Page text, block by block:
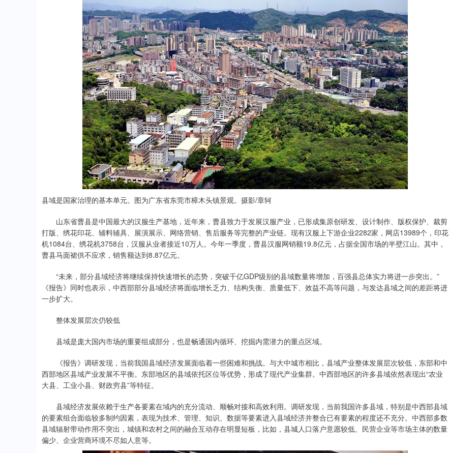
县域是国家治理的基本单元。图为广东省东莞市樟木头镇景观。摄影/章轲
山东省曹县是中国最大的汉服生产基地，近年来，曹县致力于发展汉服产业，已形成集原创研发、设计制作、版权保护、裁剪
打版、绣花印花、辅料辅具、展演展示、网络营销、售后服务等完整的产业链。现有汉服上下游企业2282家，网店13989个，印花
机1084台、绣花机3758台，汉服从业者接近10万人。今年一季度，曹县汉服网销额19.8亿元，占据全国市场的半壁江山。其中，
曹县马面裙供不应求，销售额达到8.87亿元。
“未来，部分县域经济将继续保持快速增长的态势，突破千亿GDP级别的县域数量将增加，百强县总体实力将进一步突出。”
《报告》同时也表示，中西部部分县域经济将面临增长乏力、结构失衡、质量低下、效益不高等问题，与发达县域之间的差距将进
一步扩大。
整体发展层次仍较低
县域是庞大国内市场的重要组成部分，也是畅通国内循环、挖掘内需潜力的重点区域。
《报告》调研发现，当前我国县域经济发展面临着一些困难和挑战。与大中城市相比，县域产业整体发展层次较低，东部和中
西部地区县域产业发展不平衡。东部地区的县域依托区位等优势，形成了现代产业集群。中西部地区的许多县域依然表现出“农业
大县、工业小县、财政穷县”等特征。
县域经济发展依赖于生产各要素在域内的充分流动、顺畅对接和高效利用。调研发现，当前我国许多县域，特别是中西部县域
的要素组合面临较多制约因素，表现为技术、管理、知识、数据等要素进入县域经济并整合已有要素的程度还不充分。中西部多数
县域辐射带动作用不突出，城镇和农村之间的融合互动存在明显短板，比如，县城人口落户意愿较低、民营企业等市场主体的数量
偏少、企业营商环境不尽如人意等。